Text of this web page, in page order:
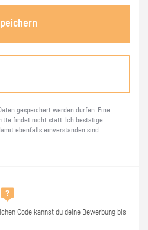
gespeichert werden dürfen. Eine
findet nicht statt. Ich bestätige
ebenfalls einverstanden sind.
Code kannst du deine Bewerbung bis